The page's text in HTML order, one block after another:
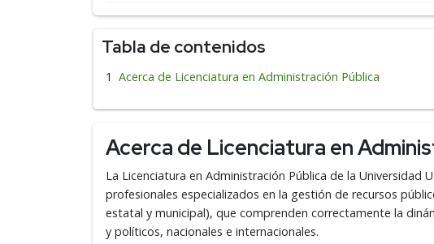
Tabla de contenidos
Acerca de Licenciatura en Administración Pública
Acerca de Licenciatura en
La Licenciatura en Administración Pública de la Universidad
profesionales especializados en la gestión de recursos
estatal y municipal), que comprenden correctamente la
y políticos, nacionales e internacionales.